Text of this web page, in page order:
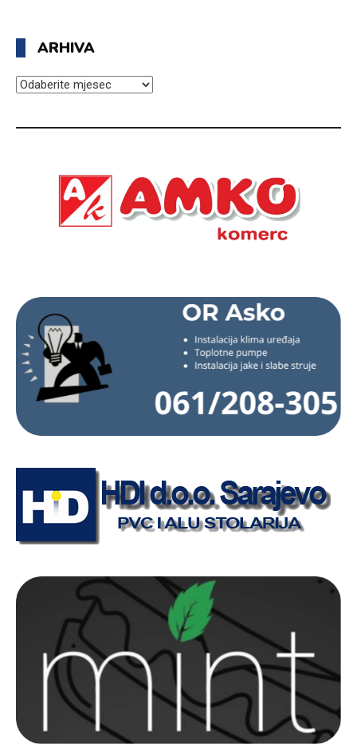
ARHIVA
ARHIVA